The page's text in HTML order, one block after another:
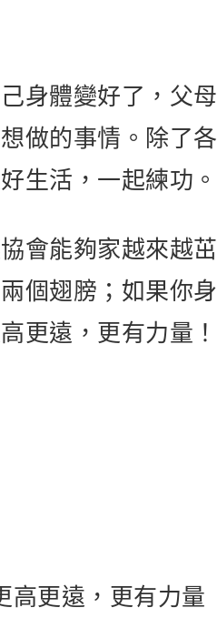
身體變好了，父母
做的事情。除了各
生活，一起練功。
會能夠家越來越茁
個翅膀；如果你身
更遠，更有力量！
高更遠，更有力量